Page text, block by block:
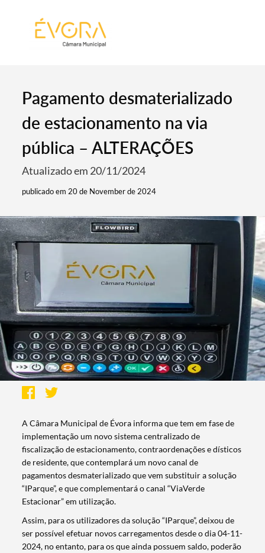
Pagamento desmaterializado
de estacionamento na via
pública – ALTERAÇÕES
Atualizado em 20/11/2024
publicado em 20 de November de 2024
A Câmara Municipal de Évora informa que tem em fase de
implementação um novo sistema centralizado de
fiscalização de estacionamento, contraordenações e dísticos
de residente, que contemplará um novo canal de
pagamentos desmaterializado que vem substituir a solução
“IParque”, e que complementará o canal “ViaVerde
Estacionar” em utilização.
Assim, para os utilizadores da solução “IParque”, deixou de
ser possível efetuar novos carregamentos desde o dia 04-11-
2024, no entanto, para os que ainda possuem saldo, poderão